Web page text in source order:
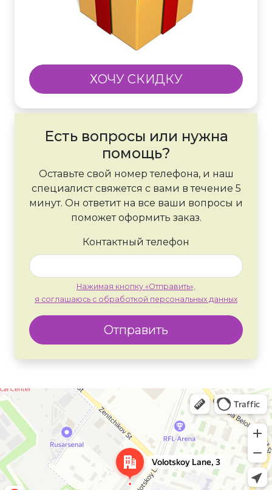
ХОЧУ СКИДКУ
Есть вопросы или нужна
помощь?
Оставьте свой номер телефона, и наш
специалист свяжется с вами в течение 5
минут. Он ответит на все ваши вопросы и
поможет оформить заказ.
Контактный телефон
Нажимая кнопку «Отправить»,
я соглашаюсь с обработкой персональных данных
Отправить
Москва
Яндекс Карты — транспорт, навигация, поиск мест